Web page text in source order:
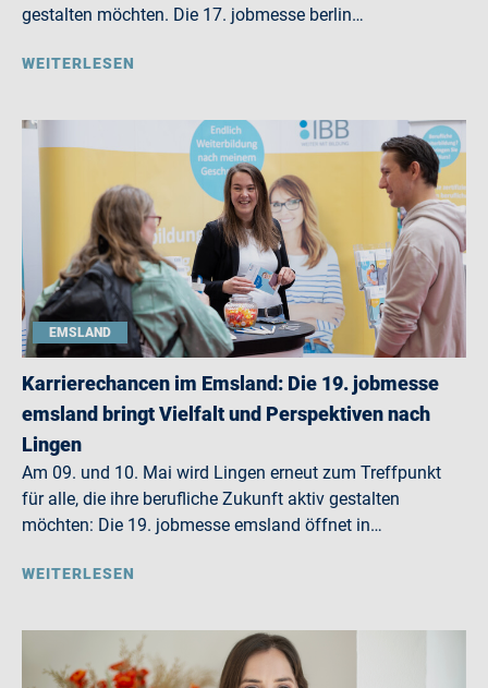
gestalten möchten. Die 17. jobmesse berlin…
WEITERLESEN
EMSLAND
Karrierechancen im Emsland: Die 19. jobmesse
emsland bringt Vielfalt und Perspektiven nach
Lingen
Am 09. und 10. Mai wird Lingen erneut zum Treffpunkt
für alle, die ihre berufliche Zukunft aktiv gestalten
möchten: Die 19. jobmesse emsland öffnet in…
WEITERLESEN